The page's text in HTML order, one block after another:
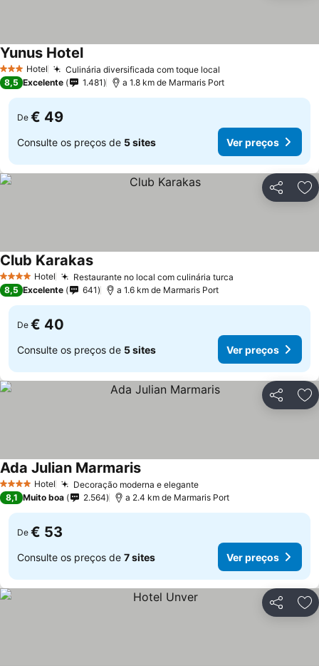
3 EstrelasHotel Culinária diversificada com toque local
Yunus Hotel
8,5 Excelente 1.481 a 1.8 km de Marmaris Port
De € 49
Consulte os preços de 5 sites Ver preços
Partilhar
4 EstrelasHotel Restaurante no local com culinária turca
Club Karakas
8,5 Excelente 641 a 1.6 km de Marmaris Port
De € 40
Consulte os preços de 5 sites Ver preços
Partilhar
4 EstrelasHotel Decoração moderna e elegante
Ada Julian Marmaris
8,1 Muito boa 2.564 a 2.4 km de Marmaris Port
De € 53
Consulte os preços de 7 sites Ver preços
Partilhar